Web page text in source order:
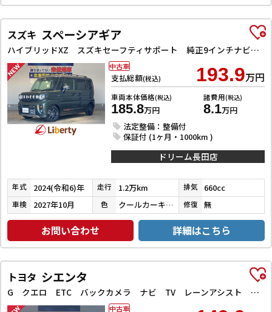
スズキ スペーシアギア
ハイブリッドXZ スズキセーフティサポート 純正9インチナビ TV Bluetooth対応 全方位カメラ 両側自動ドア ヘッドアップディスプレイ アダプティブクルーズコントロール ステアリングヒーター LEDヘッドライ
支払総額(税込) 193.9万円
車両本体価格(税込)
185.8万円
諸費用(税込)
8.1万円
法定整備：整備付
保証付 (1ヶ月・1000km )
中古車
ドリーム長田店
年式 2024(令和6)年 走行 1.2万km 排気 660cc
車検 2027年10月 色 クールカーキパールメタリック／ガンメタリック 修復 無
お問い合わせ 詳細はこちら
トヨタ シエンタ
G クエロ ETC バックカメラ ナビ TV レーンアシスト 衝突被害軽減システム 両側電動スライドドア オートマチックハイビーム オートライト LEDヘッドランプ スマートキー アイドリングストップ
中古車